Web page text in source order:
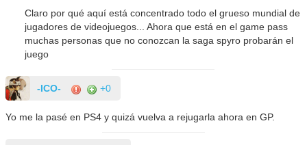
Claro por qué aquí está concentrado todo el grueso mundial de
jugadores de videojuegos... Ahora que está en el game pass
muchas personas que no conozcan la saga spyro probarán el
juego
-ICO- +0
Yo me la pasé en PS4 y quizá vuelva a rejugarla ahora en GP.